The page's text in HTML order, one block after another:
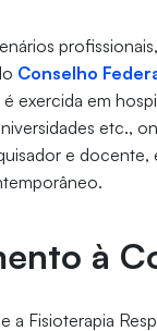
Conselho
exercida em
etc.,
e
à
Fisioterapia